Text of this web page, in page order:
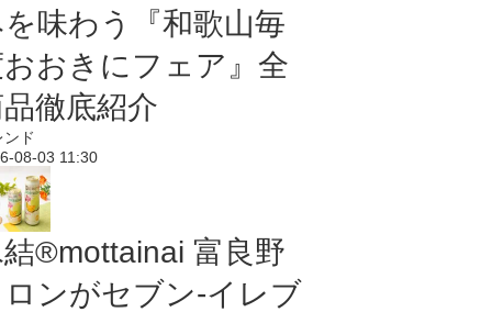
味わう『和歌山毎
おきにフェア』全
徹底紹介
ンド
08-03 11:30
®mottainai 富良野
ンがセブン‐イレブ